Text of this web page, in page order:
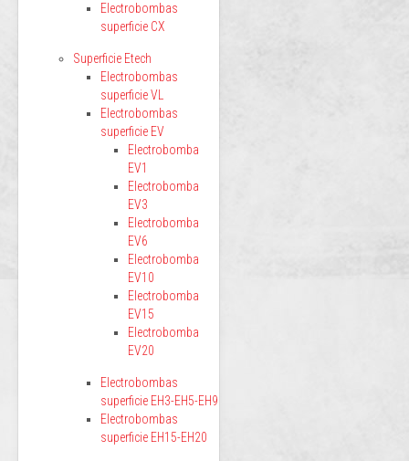
Electrobombas
superficie CX
Superficie Etech
Electrobombas
superficie VL
Electrobombas
superficie EV
Electrobomba
EV1
Electrobomba
EV3
Electrobomba
EV6
Electrobomba
EV10
Electrobomba
EV15
Electrobomba
EV20
Electrobombas
superficie EH3-EH5-EH9
Electrobombas
superficie EH15-EH20